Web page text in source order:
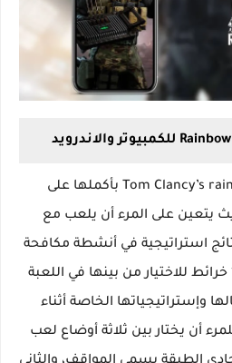
تعتمد لعبة Tom Clancy’s rainbow six siege بأكملها على
يتعين على المرء أن يلعب مع
استراتيجية في أنشطة مكافحة
الإرهاب. وهناك أكثر من 10 خرائط للاختيار من بينها في اللعبة
وإستراتيجياتها الخاصة أثناء
أن يختار بين ثلاثة أوضاع لعب